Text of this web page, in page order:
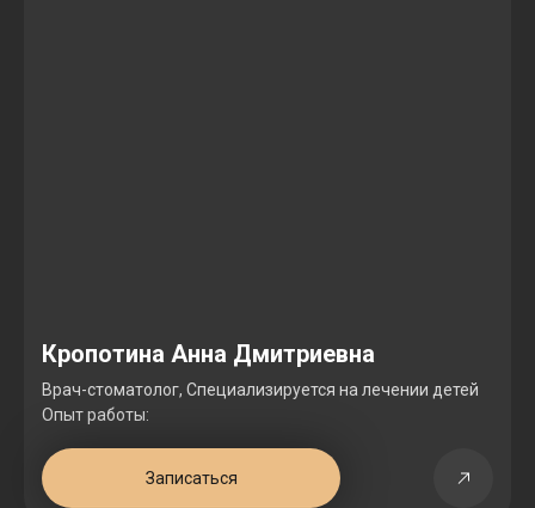
Кропотина Анна Дмитриевна
Врач-стоматолог, Специализируется на лечении детей
Опыт работы:
Записаться